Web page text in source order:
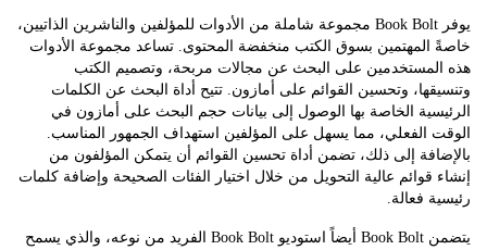
يوفر Book Bolt مجموعة شاملة من الأدوات للمؤلفين والناشرين الذاتيين،
بسوق الكتب منخفضة المحتوى. تساعد مجموعة الأدوات
على البحث عن مجالات مربحة، وتصميم الكتب
وتحسين القوائم على أمازون. تتيح أداة البحث عن الكلمات
الخاصة بها الوصول إلى بيانات حجم البحث على أمازون في
الفعلي، مما يسهل على المؤلفين استهداف الجمهور المناسب.
إلى ذلك، تضمن أداة تحسين القوائم أن يتمكن المؤلفون من
قوائم عالية التحويل من خلال اختيار الفئات الصحيحة وإضافة كلمات
فعالة.
يتضمن Book Bolt أيضاً استوديو Book Bolt الفريد من نوعه، والذي يسمح